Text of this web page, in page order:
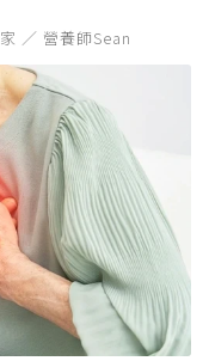
／ 營養師Sean